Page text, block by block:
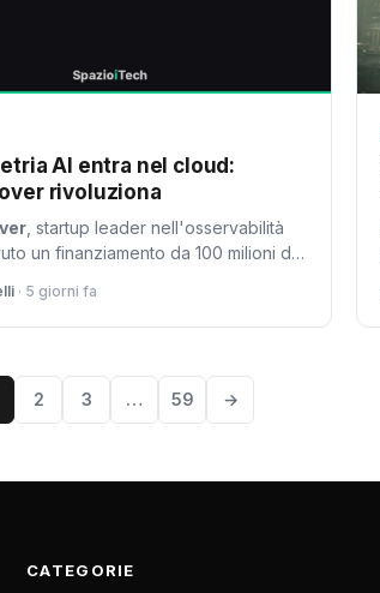
AI entra nel cloud:
rivoluziona
, startup leader nell'osservabilità
un finanziamento da 100 milioni di
all'interno del cloud aziendale,
inviata a piattaforme esterne.
· 5 giorni fa
2 3 … 59 →
CATEGORIE